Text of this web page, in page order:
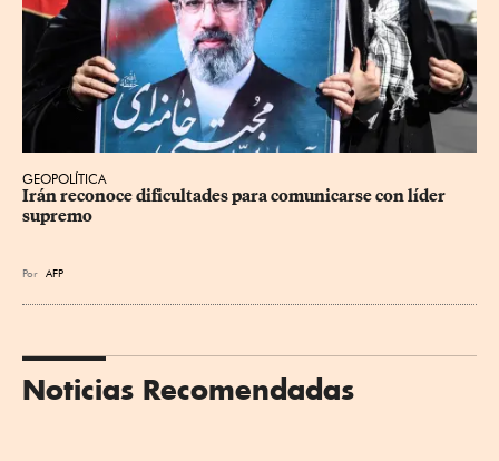
GEOPOLÍTICA
Irán reconoce dificultades para comunicarse con líder
supremo
Por AFP
Noticias Recomendadas